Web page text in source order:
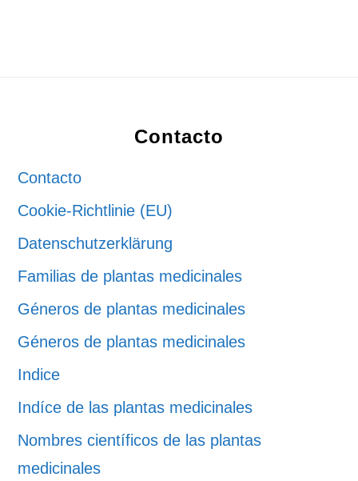
Contacto
Contacto
Cookie-Richtlinie (EU)
Datenschutzerklärung
Familias de plantas medicinales
Géneros de plantas medicinales
Géneros de plantas medicinales
Indice
Indíce de las plantas medicinales
Nombres científicos de las plantas
medicinales